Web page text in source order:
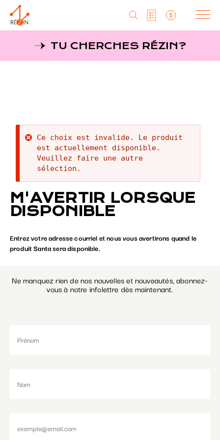
Produits
Producteurs
MagaZin
Contact
RéZin
530, rue St-Zotique Est
Montréal, Qc, H2S 1M3
info@rezin.com
Paramétrer les cookies
TU CHERCHES RÉZIN?
Message
d'erreur
Ce choix est invalide. Le produit
est actuellement disponible.
Veuillez faire une autre
sélection.
M'AVERTIR LORSQUE
DISPONIBLE
Entrez votre adresse courriel et nous vous avertirons quand le
produit Santa sera disponible.
Ne manquez rien de nos nouvelles et nouveautés, abonnez-
vous à notre infolettre dès maintenant.